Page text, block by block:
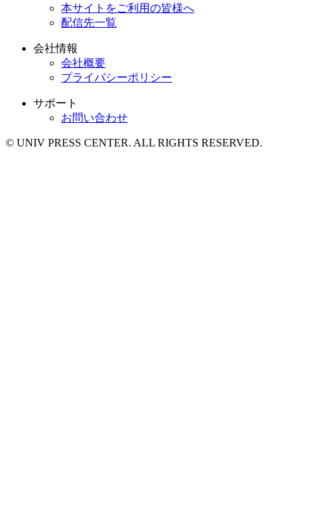
本サイトをご利用の皆様へ
配信先一覧
会社情報
会社概要
プライバシーポリシー
サポート
お問い合わせ
© UNIV PRESS CENTER. ALL RIGHTS RESERVED.